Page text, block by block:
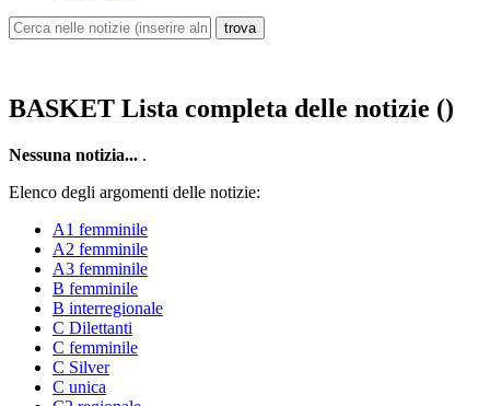
BASKET Lista completa delle notizie ()
Nessuna notizia... .
Elenco degli argomenti delle notizie:
A1 femminile
A2 femminile
A3 femminile
B femminile
B interregionale
C Dilettanti
C femminile
C Silver
C unica